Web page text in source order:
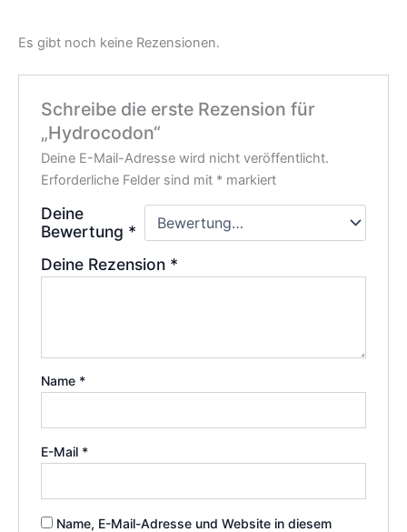
Es gibt noch keine Rezensionen.
Schreibe die erste Rezension für
„Hydrocodon“
Deine E-Mail-Adresse wird nicht veröffentlicht.
Erforderliche Felder sind mit * markiert
Deine
Bewertung *
Deine Rezension *
Name *
E-Mail *
Name, E-Mail-Adresse und Website in diesem